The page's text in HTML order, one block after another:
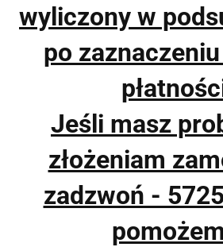
wyliczony w
po
Jeśli masz
złożeniam
zadzwoń -